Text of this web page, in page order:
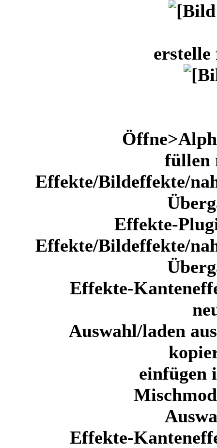
erstelle
füllen
Effekte/Bildeffekte/
Effekte-
Effekte/Bildeffekte/
Effekte-
Auswahl/laden
einfügen
Effekte-